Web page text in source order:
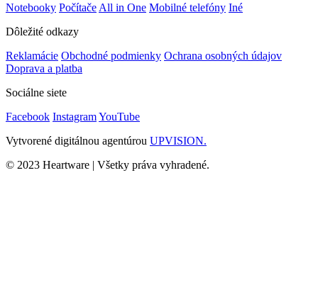
Notebooky Počítače All in One Mobilné telefóny Iné
Dôležité odkazy
Reklamácie Obchodné podmienky Ochrana osobných údajov
Doprava a platba
Sociálne siete
Facebook InstagramYouTube
Vytvorené digitálnou agentúrou UPVISION.
© 2023 Heartware | Všetky práva vyhradené.